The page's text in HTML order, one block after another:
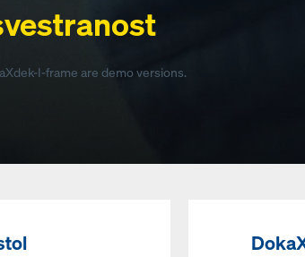
I-frame are demo versions.